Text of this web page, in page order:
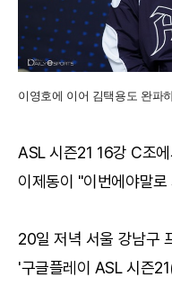
이영호에 이어 김택용도 완파
ASL 시즌21 16강 C조
이제동이 "이번에야말
20일 저녁 서울 강남구
'구글플레이 ASL 시즌